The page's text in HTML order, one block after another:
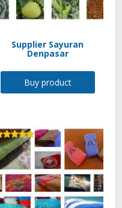
Supplier Sayuran
Denpasar
Buy product
Rated
5.00
out of 5